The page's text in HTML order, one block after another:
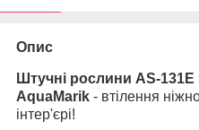
Опис
Штучні рослини AS-131E
AquaMarik - втілення
інтер'єрі!